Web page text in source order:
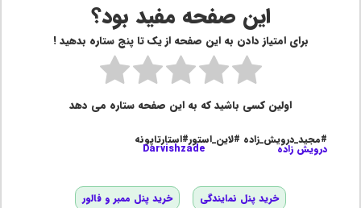
این صفحه مفید بود؟
برای امتیاز دادن به این صفحه از یک تا پنج ستاره بدهید !
اولین کسی باشید که به این صفحه ستاره می دهد
#مجید_درویش_زاده #لاین_استور#استارتاپونه
درویش زاده Darvishzade
خرید پنل نمایندگی خرید پنل ممبر و فالور